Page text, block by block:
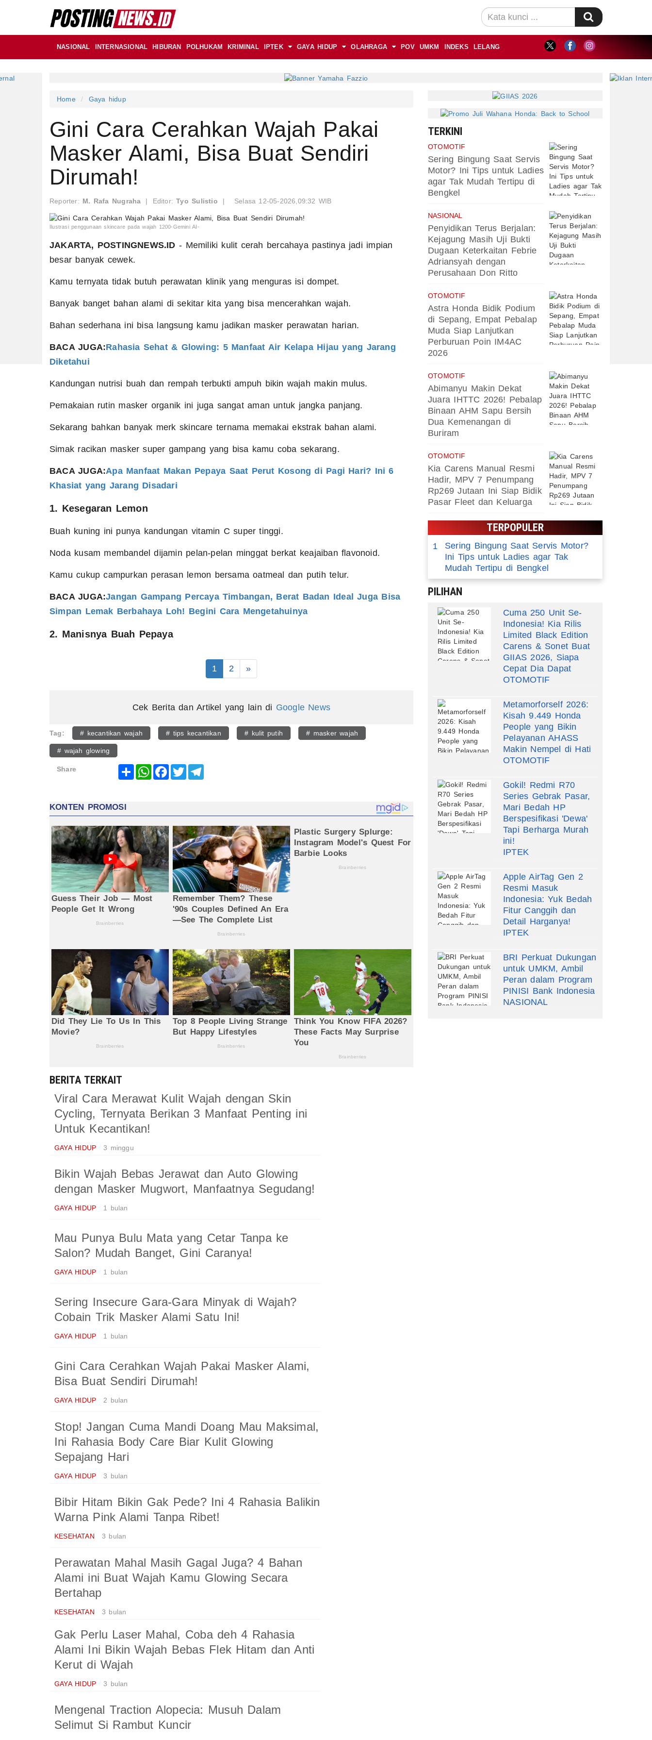
NASIONAL INTERNASIONAL HIBURAN POLHUKAM KRIMINAL IPTEK GAYA HIDUP OLAHRAGA POV UMKM INDEKS LELANG
Home Gaya hidup
Gini Cara Cerahkan Wajah Pakai
Masker Alami, Bisa Buat Sendiri
Dirumah!
Reporter: M. Rafa Nugraha | Editor:Tyo Sulistio | Selasa 12-05-2026,09:32 WIB
Ilustrasi penggunaan skincare pada wajah 1200-Gemini AI-
JAKARTA, POSTINGNEWS.ID - Memiliki kulit cerah bercahaya pastinya jadi impian
besar banyak cewek.
Kamu ternyata tidak butuh perawatan klinik yang menguras isi dompet.
Banyak banget bahan alami di sekitar kita yang bisa mencerahkan wajah.
Bahan sederhana ini bisa langsung kamu jadikan masker perawatan harian.
BACA JUGA:Rahasia Sehat & Glowing: 5 Manfaat Air Kelapa Hijau yang Jarang
Diketahui
Kandungan nutrisi buah dan rempah terbukti ampuh bikin wajah makin mulus.
Pemakaian rutin masker organik ini juga sangat aman untuk jangka panjang.
Sekarang bahkan banyak merk skincare ternama memakai ekstrak bahan alami.
Simak racikan masker super gampang yang bisa kamu coba sekarang.
BACA JUGA:Apa Manfaat Makan Pepaya Saat Perut Kosong di Pagi Hari? Ini 6
Khasiat yang Jarang Disadari
1. Kesegaran Lemon
Buah kuning ini punya kandungan vitamin C super tinggi.
Noda kusam membandel dijamin pelan-pelan minggat berkat keajaiban flavonoid.
Kamu cukup campurkan perasan lemon bersama oatmeal dan putih telur.
BACA JUGA:Jangan Gampang Percaya Timbangan, Berat Badan Ideal Juga Bisa
Simpan Lemak Berbahaya Loh! Begini Cara Mengetahuinya
2. Manisnya Buah Pepaya
1 2 »
Cek Berita dan Artikel yang lain di Google News
Tag: # kecantikan wajah # tips kecantikan # kulit putih # masker wajah
# wajah glowing
Share Share WhatsAppFacebook
Twitter
BERITA TERKAIT
Viral Cara Merawat Kulit Wajah dengan Skin
Cycling, Ternyata Berikan 3 Manfaat Penting ini
Untuk Kecantikan!
GAYA HIDUP 3 minggu
Bikin Wajah Bebas Jerawat dan Auto Glowing
dengan Masker Mugwort, Manfaatnya Segudang!
GAYA HIDUP 1 bulan
Mau Punya Bulu Mata yang Cetar Tanpa ke
Salon? Mudah Banget, Gini Caranya!
GAYA HIDUP 1 bulan
Sering Insecure Gara-Gara Minyak di Wajah?
Cobain Trik Masker Alami Satu Ini!
GAYA HIDUP 1 bulan
Gini Cara Cerahkan Wajah Pakai Masker Alami,
Bisa Buat Sendiri Dirumah!
GAYA HIDUP 2 bulan
Stop! Jangan Cuma Mandi Doang Mau Maksimal,
Ini Rahasia Body Care Biar Kulit Glowing
Sepajang Hari
GAYA HIDUP 3 bulan
Bibir Hitam Bikin Gak Pede? Ini 4 Rahasia Balikin
Warna Pink Alami Tanpa Ribet!
KESEHATAN 3 bulan
Perawatan Mahal Masih Gagal Juga? 4 Bahan
Alami ini Buat Wajah Kamu Glowing Secara
Bertahap
KESEHATAN 3 bulan
Gak Perlu Laser Mahal, Coba deh 4 Rahasia
Alami Ini Bikin Wajah Bebas Flek Hitam dan Anti
Kerut di Wajah
GAYA HIDUP 3 bulan
Mengenal Traction Alopecia: Musuh Dalam
Selimut Si Rambut Kuncir
TERKINI
OTOMOTIF
Sering Bingung Saat Servis
Motor? Ini Tips untuk Ladies
agar Tak Mudah Tertipu di
Bengkel
NASIONAL
Penyidikan Terus Berjalan:
Kejagung Masih Uji Bukti
Dugaan Keterkaitan Febrie
Adriansyah dengan
Perusahaan Don Ritto
OTOMOTIF
Astra Honda Bidik Podium
di Sepang, Empat Pebalap
Muda Siap Lanjutkan
Perburuan Poin IM4AC
2026
OTOMOTIF
Abimanyu Makin Dekat
Juara IHTTC 2026! Pebalap
Binaan AHM Sapu Bersih
Dua Kemenangan di
Buriram
OTOMOTIF
Kia Carens Manual Resmi
Hadir, MPV 7 Penumpang
Rp269 Jutaan Ini Siap Bidik
Pasar Fleet dan Keluarga
TERPOPULER
1
Sering Bingung Saat Servis Motor?
Ini Tips untuk Ladies agar Tak
Mudah Tertipu di Bengkel
PILIHAN
Cuma 250 Unit Se-
Indonesia! Kia Rilis
Limited Black Edition
Carens & Sonet Buat
GIIAS 2026, Siapa
Cepat Dia Dapat
OTOMOTIF
Metamorforself 2026:
Kisah 9.449 Honda
People yang Bikin
Pelayanan AHASS
Makin Nempel di Hati
OTOMOTIF
Gokil! Redmi R70
Series Gebrak Pasar,
Mari Bedah HP
Berspesifikasi 'Dewa'
Tapi Berharga Murah
ini!
IPTEK
Apple AirTag Gen 2
Resmi Masuk
Indonesia: Yuk Bedah
Fitur Canggih dan
Detail Harganya!
IPTEK
BRI Perkuat Dukungan
untuk UMKM, Ambil
Peran dalam Program
PINISI Bank Indonesia
NASIONAL